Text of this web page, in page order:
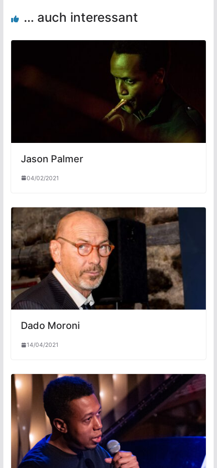
... auch interessant
Jason Palmer
04/02/2021
Dado Moroni
14/04/2021